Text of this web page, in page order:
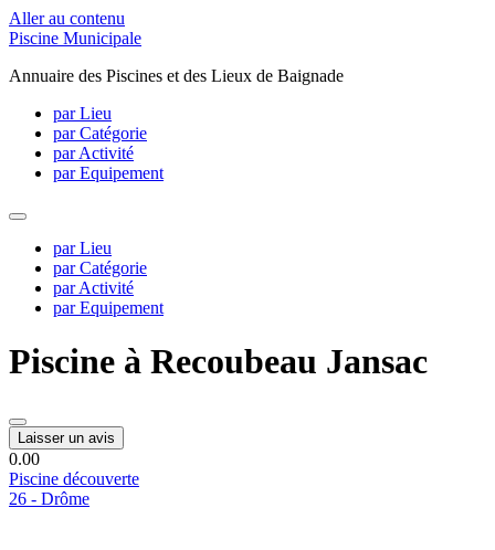
Aller au contenu
Piscine Municipale
Annuaire des Piscines et des Lieux de Baignade
par Lieu
par Catégorie
par Activité
par Equipement
par Lieu
par Catégorie
par Activité
par Equipement
Piscine à Recoubeau Jansac
Laisser un avis
0.00
Piscine découverte
26 - Drôme